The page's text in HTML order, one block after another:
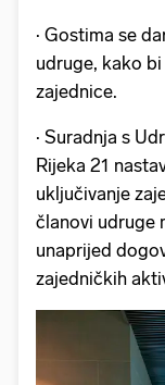
· Gostima se
udruge, kako
zajednice.
· Suradnja s
Rijeka 21
uključivanje
članovi udruge
unaprijed
zajedničkih